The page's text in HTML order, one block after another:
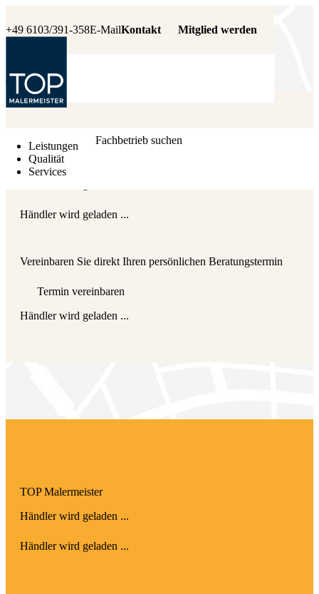
+49 6103/391-358E-MailKontakt Mitglied werden
Leistungen
Qualität
Services
Fachbetrieb suchen
Händler wird geladen ...
Händler wird geladen ...
Vereinbaren Sie direkt Ihren persönlichen Beratungstermin
Termin vereinbaren
Händler wird geladen ...
TOP Maler­meister
Händler wird geladen ...
Händler wird geladen ...